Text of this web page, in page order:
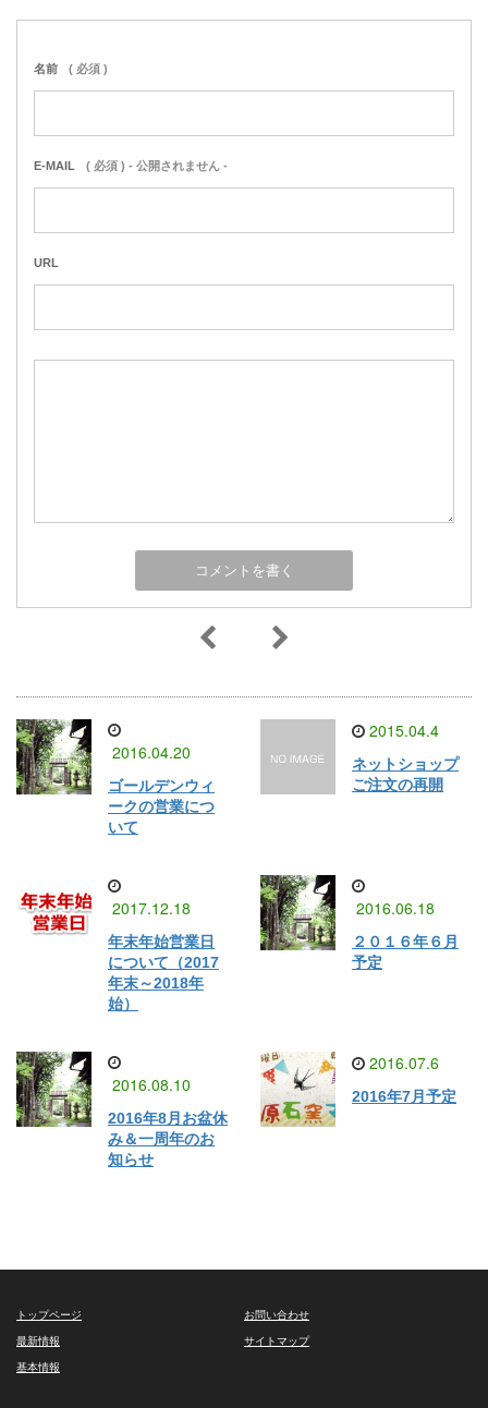
名前 ( 必須 )
E-MAIL ( 必須 ) - 公開されません -
URL
2016.04.20
ゴールデンウィ
ークの営業につ
いて
2015.04.4
ネットショップ
ご注文の再開
2017.12.18
年末年始営業日
について（2017
年末～2018年
始）
2016.06.18
２０１６年６月
予定
2016.08.10
2016年8月お盆休
み＆一周年のお
知らせ
2016.07.6
2016年7月予定
トップページ
最新情報
基本情報
お問い合わせ
サイトマップ